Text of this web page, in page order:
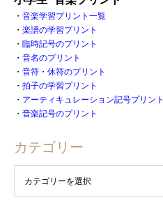
・ 音楽学習プリント一覧
・ 楽譜の学習プリント
・ 臨時記号のプリント
・ 音名のプリント
・ 音符・休符のプリント
・ 拍子の学習プリント
・ アーティキュレーション記号プリント
・ 音楽記号のプリント
カテゴリー